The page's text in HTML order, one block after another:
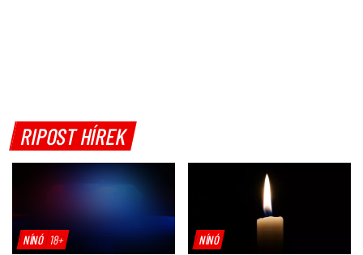
RIPOST HÍREK
NÍNÓ 18+ NÍNÓ